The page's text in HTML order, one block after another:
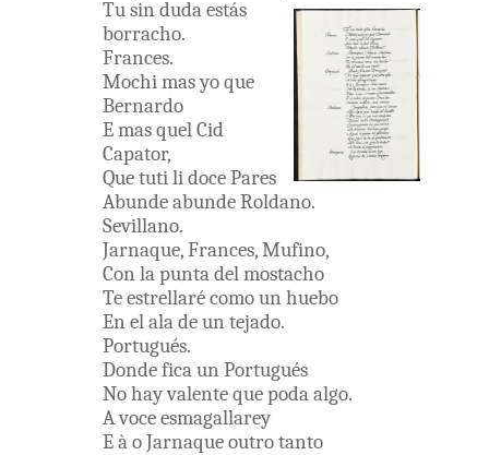
Tusin dudaestás
borracho.
Frances.
Mochimasyoque
Bernardo
EmasquelCid
Capator,
QuetutilidocePares
AbundeabundeRoldano.
Sevillano.
Jarnaque,Frances,Mufino,
Con lapuntadelmostacho
Teestrellarécomoun huebo
En elaladeun tejado.
Portugués.
Dondeficaun Portugués
Nohayvalentequepodaalgo.
Avoceesmagallarey
Eà oJarnaqueoutrotanto